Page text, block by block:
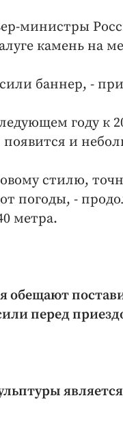
министры
камень на
баннер, -
году к
и
стилю,
от погоды, -
метра.
перед